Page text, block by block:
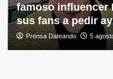
famoso influencer
sus fans a pedir
Prensa Dateando 5